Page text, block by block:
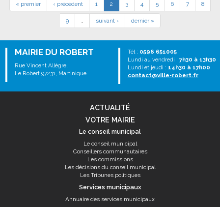
« premier ‹ précédent 1 2 3 4 5 6 7 8
9 … suivant › dernier »
MAIRIE DU ROBERT
Rue Vincent Allègre,
Le Robert 97231, Martinique
Tél : 0596 651005
Lundi au vendredi : 7h30 à 13h30
Lundi et jeudi : 14h30 à 17h00
contact@ville-robert.fr
ACTUALITÉ
VOTRE MAIRIE
Le conseil municipal
Le conseil municipal
Conseillers communautaires
Les commissions
Les décisions du conseil municipal
Les Tribunes politiques
Services municipaux
Annuaire des services municipaux